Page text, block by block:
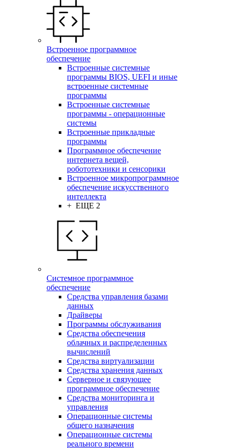
Встроенное программное
обеспечение
Встроенные системные
программы BIOS, UEFI и иные
встроенные системные
программы
Встроенные системные
программы - операционные
системы
Встроенные прикладные
программы
Программное обеспечение
интернета вещей,
робототехники и сенсорики
Встроенное микропрограммное
обеспечение искусственного
интеллекта
+ ЕЩЕ 2
Системное программное
обеспечение
Средства управления базами
данных
Драйверы
Программы обслуживания
Средства обеспечения
облачных и распределенных
вычислений
Средства виртуализации
Средства хранения данных
Серверное и связующее
программное обеспечение
Средства мониторинга и
управления
Операционные системы
общего назначения
Операционные системы
реального времени